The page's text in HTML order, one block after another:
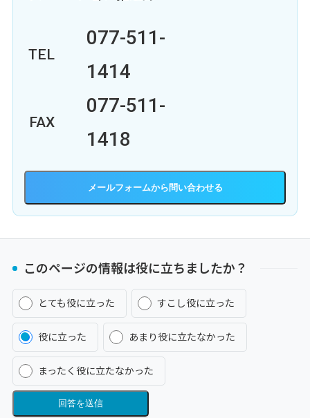
TEL
077-511-
1414
FAX
077-511-
1418
メールフォーム
このページの情報は役に立ちましたか？
とても役に立った すこし役に立った
役に立った あまり役に立たなかった
まったく役に立たなかった
回答を送信